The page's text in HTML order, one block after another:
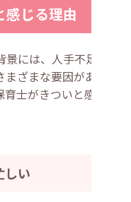
感じる理由
には、人手不足や職
ざまな要因がありま
士がきついと感じる
しい